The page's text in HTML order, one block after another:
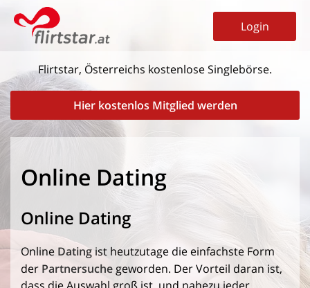
Login
Flirtstar, Österreichs kostenlose Singlebörse.
Hier kostenlos Mitglied werden
Online Dating
Online Dating
Online Dating ist heutzutage die einfachste Form
der Partnersuche geworden. Der Vorteil daran ist,